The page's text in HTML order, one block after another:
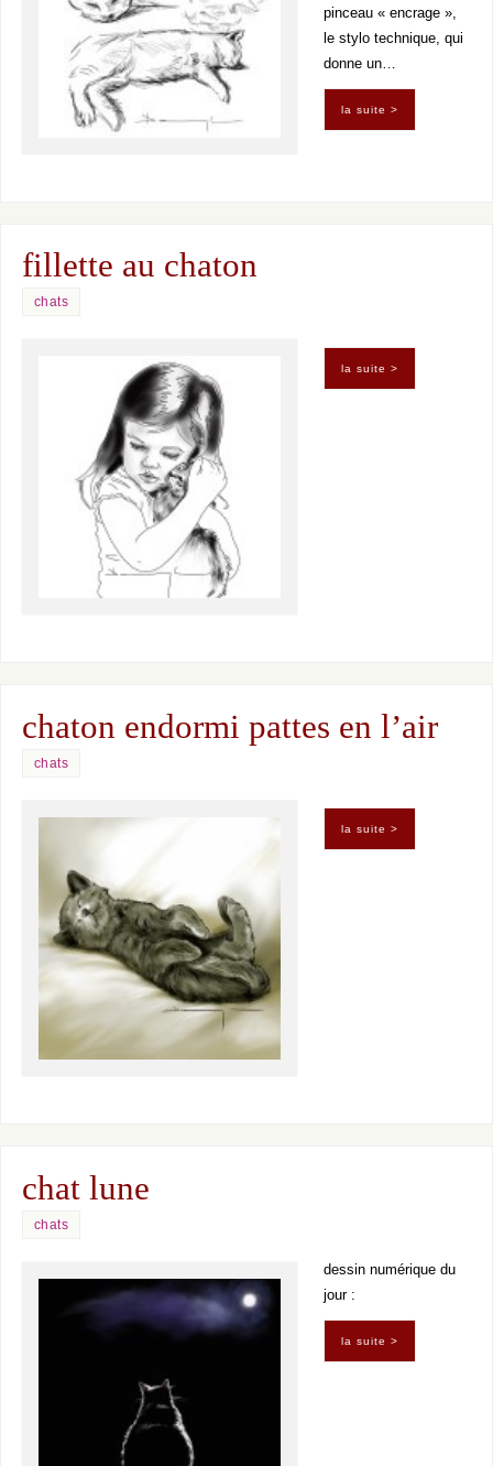
pinceau « encrage »,
le stylo technique, qui
donne un…
la suite >
fillette au chaton
chats
la suite >
chaton endormi pattes en l’air
chats
la suite >
chat lune
chats
dessin numérique du
jour :
la suite >